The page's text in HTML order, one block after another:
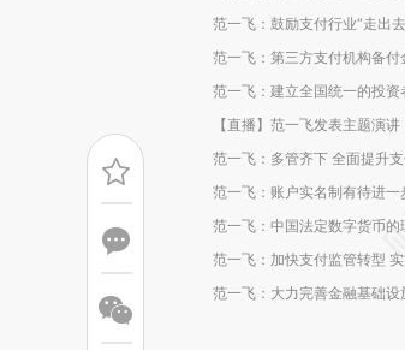
范一飞：鼓励支付行业“走出
范一飞：第三方支付机构备
范一飞：建立全国统一的投
【直播】范一飞发表主题演讲
范一飞：多管齐下 全面提升
范一飞：账户实名制有待进一
范一飞：中国法定数字货币
范一飞：加快支付监管转型
范一飞：大力完善金融基础设